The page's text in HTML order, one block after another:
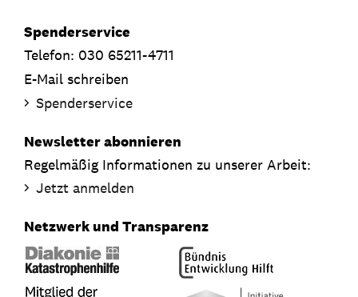
Spenderservice
Telefon: 030 65211-4711
E-Mail schreiben
Spenderservice
Newsletter abonnieren
Regelmäßig Informationen zu unserer Arbeit:
Jetzt anmelden
Netzwerk und Transparenz